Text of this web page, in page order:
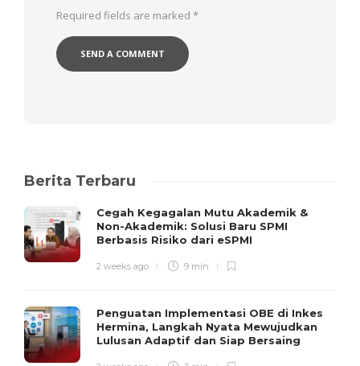
Required fields are marked *
Berita Terbaru
Cegah Kegagalan Mutu Akademik &
Non-Akademik: Solusi Baru SPMI
Berbasis Risiko dari eSPMI
2 weeks ago 9 min
Penguatan Implementasi OBE di Inkes
Hermina, Langkah Nyata Mewujudkan
Lulusan Adaptif dan Siap Bersaing